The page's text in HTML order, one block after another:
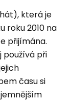
která je
roku 2010 na
přijímána.
používá při
času si